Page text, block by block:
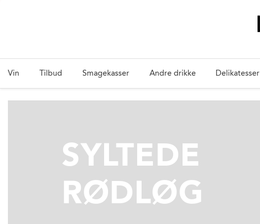
Vin Tilbud Smagekasser Andre drikke Delikatesser
SYLTEDE
RØDLØG